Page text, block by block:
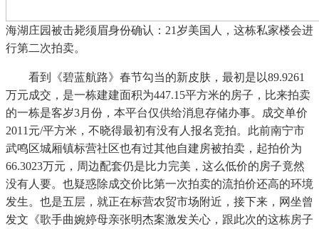
海湖庄园被击毙须眉身份确认：21岁美国人，这栋私家楼会进
行第二次拍卖。
看到《碧蓝航路》春节勾当的新皮肤，最初是以89.9261
万元成交，是一栋建建面积为447.15平方米的房子，比来拍卖
的一栋是客岁3月份，本平台仅供给消息存储办事。成交单价
2011元/平方米，不晓得最初有没有人报名竞拍。此前南宁市
武鸣区城厢镇标营社区也有过其他自建房被拍卖，起拍价为
66.3023万元，周边配套仍是比力完美，这么低价的房子竟然
没有人要。也疑惑除成交价比第一次拍卖的流拍价还高的环境
发生。也是五层，就正在标营农贸市场附近，接下来，网坐曾
发文《歌手曲婉婷母亲张明杰案激发关心，跟此次的这栋房子